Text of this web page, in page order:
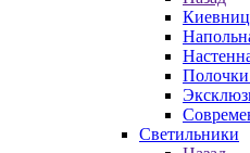
Светильники